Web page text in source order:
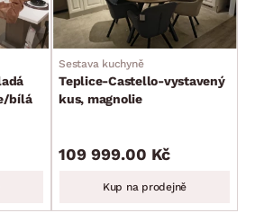
bílá
Sestava kuchyně
Teplice-Castello-vystavený
kus, magnolie
109 999.00 Kč
Kup na prodejně